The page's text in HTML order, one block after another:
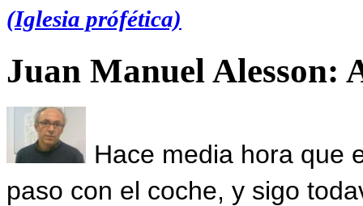
(Iglesia prófética)
Juan Manuel Alesson:
Hace media hora que
paso con el coche, y sigo